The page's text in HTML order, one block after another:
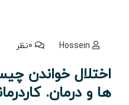
Hossein
اختلال خواندن
ها و درمان.